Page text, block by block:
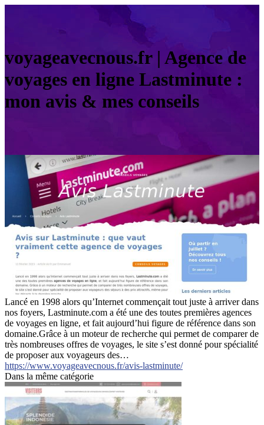
voyageavecnous.fr | Agence de
voyages en ligne Lastminute :
mon avis & mes conseils
Lancé en 1998 alors qu’Internet commençait tout juste à arriver dans
nos foyers, Lastminute.com a été une des toutes premières agences
de voyages en ligne, et fait aujourd’hui figure de référence dans son
domaine.Grâce à un moteur de recherche qui permet de comparer de
très nombreuses offres de voyages, le site s’est donné pour spécialité
de proposer aux voyageurs des…
https://www.voyageavecnous.fr/avis-lastminute/
Dans la même catégorie